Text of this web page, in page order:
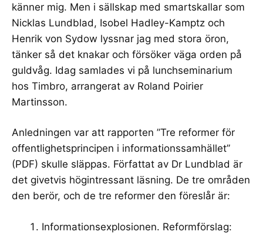
känner mig. Men i sällskap med smartskallar som
Nicklas Lundblad, Isobel Hadley-Kamptz och
Henrik von Sydow lyssnar jag med stora öron,
tänker så det knakar och försöker väga orden på
guldvåg. Idag samlades vi på lunchseminarium
hos Timbro, arrangerat av Roland Poirier
Martinsson.
Anledningen var att rapporten ”Tre reformer för
offentlighetsprincipen i informationssamhället”
(PDF) skulle släppas. Författat av Dr Lundblad är
det givetvis högintressant läsning. De tre områden
den berör, och de tre reformer den föreslår är:
Informationsexplosionen. Reformförslag: